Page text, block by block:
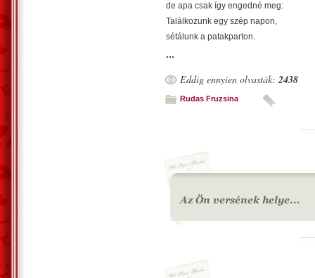
de apa csak így engedné meg:
Találkozunk egy szép napon,
sétálunk a patakparton.
Este az ajtóig kísérsz,
s nagy nehezen hazamész.
...
Eddig ennyien olvasták:2438
Rudas Fruzsina